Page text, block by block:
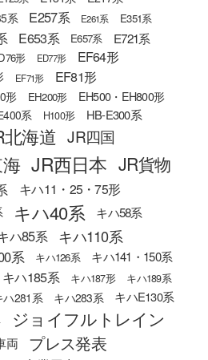
系 E257系 E261系 E351系
E653系 E657系 E721系
形 ED77形 EF64形
EF71形
EF81形
形 EH200形 EH500・EH800形
系 H100形 HB-E300系
北海道 JR四国
JR西日本 JR貨物
キハ11・25・75形
キハ40系 キハ58系
ハ85系 キハ110系
系 キハ126系 キハ141・150系
キハ185系 キハ187形
キハ189系
ハ281系 キハ283系
キハE130系
ジョイフルトレイン
両 プレス発表